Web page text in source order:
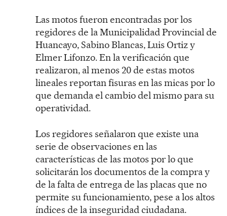
Las motos fueron encontradas por los
regidores de la Municipalidad Provincial de
Huancayo, Sabino Blancas, Luis Ortiz y
Elmer Lifonzo. En la verificación que
realizaron, al menos 20 de estas motos
lineales reportan fisuras en las micas por lo
que demanda el cambio del mismo para su
operatividad.
Los regidores señalaron que existe una
serie de observaciones en las
características de las motos por lo que
solicitarán los documentos de la compra y
de la falta de entrega de las placas que no
permite su funcionamiento, pese a los altos
índices de la inseguridad ciudadana.